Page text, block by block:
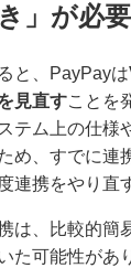
き」が必
と、PayPayは
見直すことを
テム上の仕様
め、すでに連
連携をやり直
は、比較的簡
た可能性があ